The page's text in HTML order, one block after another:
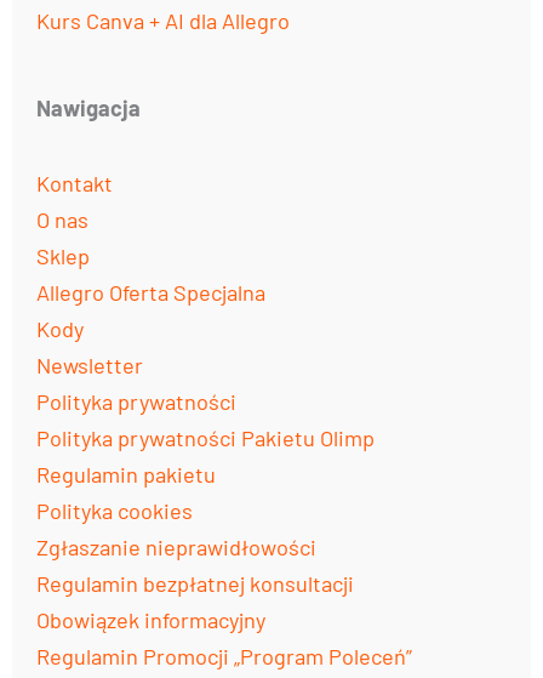
Kurs Canva + AI dla Allegro
Nawigacja
Kontakt
O nas
Sklep
Allegro Oferta Specjalna
Kody
Newsletter
Polityka prywatności
Polityka prywatności Pakietu Olimp
Regulamin pakietu
Polityka cookies
Zgłaszanie nieprawidłowości
Regulamin bezpłatnej konsultacji
Obowiązek informacyjny
Regulamin Promocji „Program Poleceń”